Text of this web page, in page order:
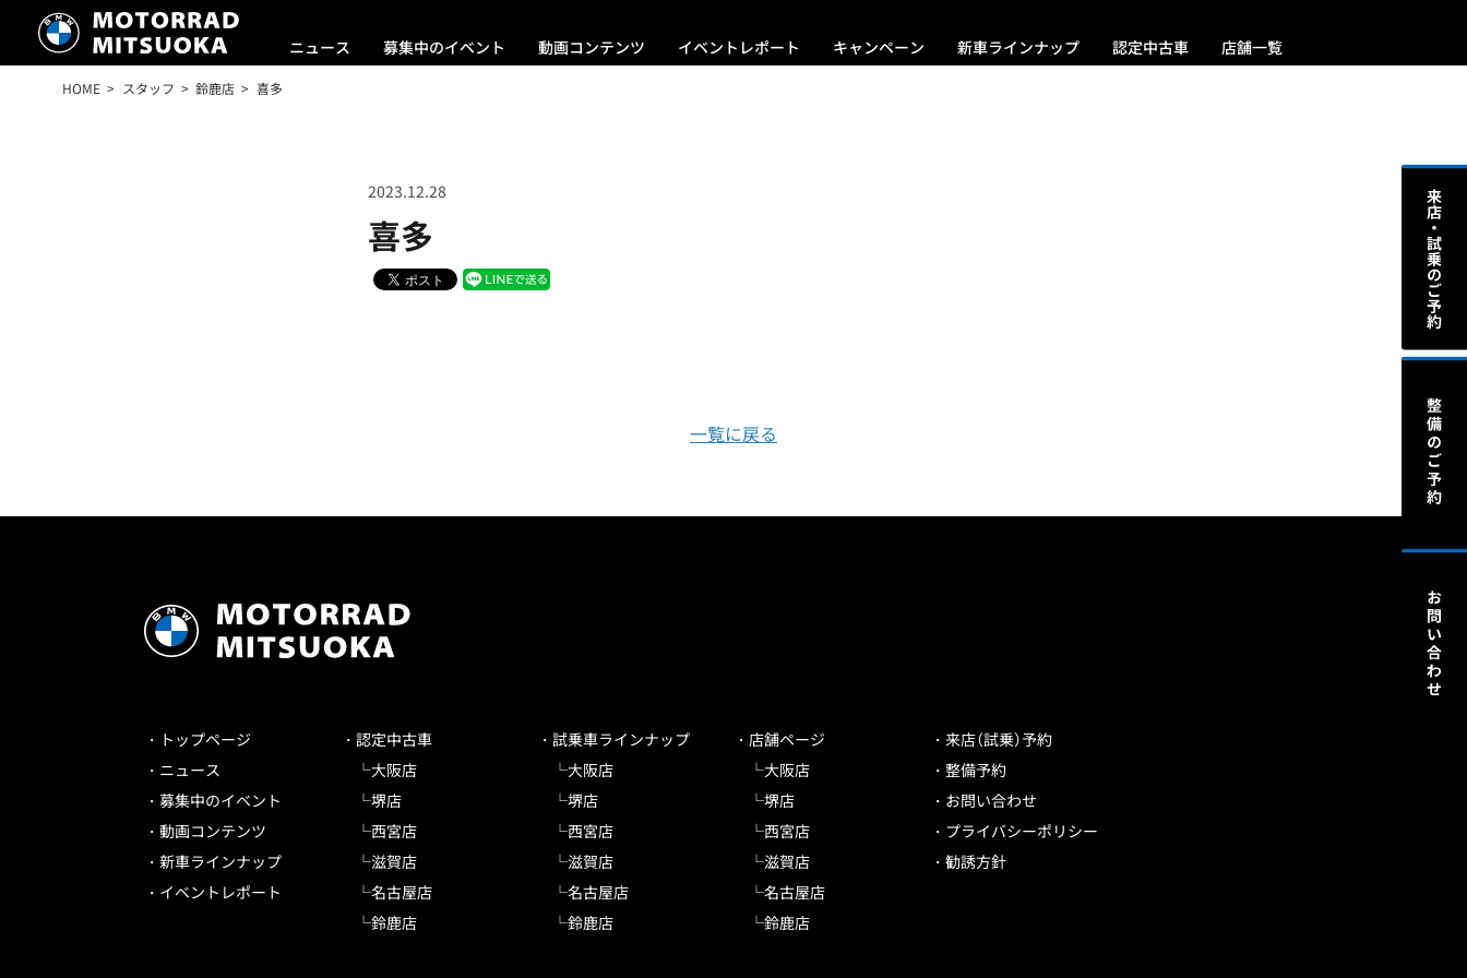
ニュース 募集中のイベント 動画コンテンツ イベントレポート キャンペーン 新車ラインナップ 認定中古車 店舗一覧
HOME スタッフ 鈴鹿店 喜多
喜多
2023.12.28
一覧に戻る
トップページ
ニュース
募集中のイベント
動画コンテンツ
新車ラインナップ
イベントレポート
認定中古車
大阪店
堺店
西宮店
滋賀店
名古屋店
鈴鹿店
試乗車ラインナップ
大阪店
堺店
西宮店
滋賀店
名古屋店
鈴鹿店
店舗ページ
大阪店
堺店
西宮店
滋賀店
名古屋店
鈴鹿店
来店（試乗）予約
整備予約
お問い合わせ
プライバシーポリシー
勧誘方針